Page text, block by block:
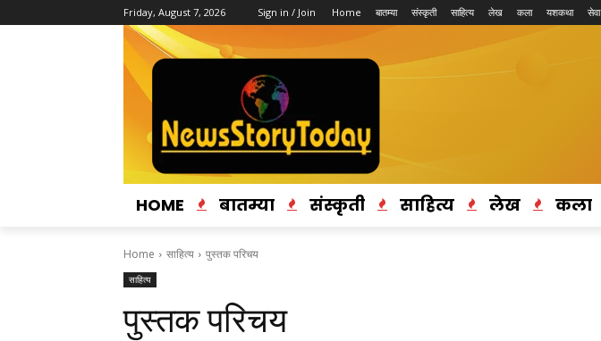
Friday, August 7, 2026 Sign in / Join Home बातम्या संस्कृती साहित्य लेख कला यशकथा सेवा
HOME बातम्या संस्कृती साहित्य लेख कला
Home साहित्य पुस्तक परिचय
साहित्य
पुस्तक परिचय